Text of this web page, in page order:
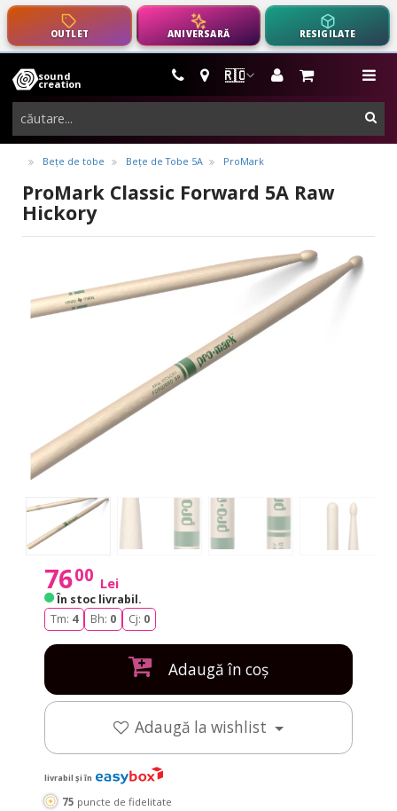
OUTLET ANIVERSARĂ RESIGILATE
🇷🇴
sound
creation
instrumente
muzicale,
echipamente
pro-
audio
Bețe de tobe Bețe de Tobe 5A ProMark
ProMark Classic Forward 5A Raw
Hickory
7600 Lei
În stoc livrabil.
Tm: 4 Bh: 0 Cj: 0
Adaugă în coș
Adaugă la wishlist
livrabil și în
75 puncte de fidelitate